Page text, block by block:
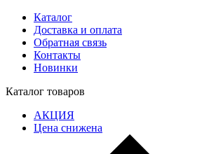
Каталог
Доставка и оплата
Обратная связь
Контакты
Новинки
Каталог товаров
АКЦИЯ
Цена снижена